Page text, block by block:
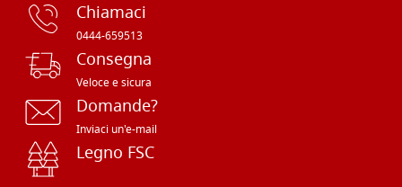
Chiamaci
0444-659513
Consegna
Veloce e sicura
Domande?
Inviaci un'e-mail
Legno FSC